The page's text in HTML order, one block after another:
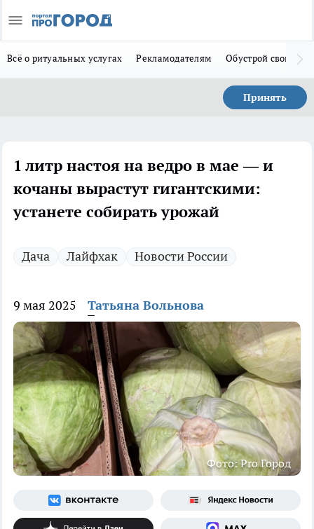
Всё о ритуальных услугах Рекламодателям Обустрой свой дом
Принять
1 литр настоя на ведро в мае — и
кочаны вырастут гигантскими:
устанете собирать урожай
Дача Лайфхак Новости России
9 мая 2025 Татьяна Вольнова
Фото: Pro Город